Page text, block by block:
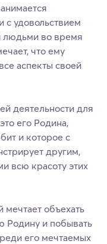
удовольствием
людьми во время
что ему
аспекты своей
деятельности для
его Родина,
и которое с
другим,
всю красоту этих
объехать
Родину и побывать
его мечтаемых